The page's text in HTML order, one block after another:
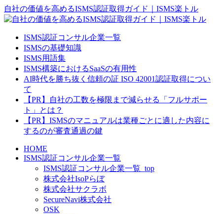
自社の価値を高めるISMS認証取得ガイド｜ISMS楽トル
ISMS認証コンサル企業一覧
ISMSの基礎知識
ISMS用語集
ISMS構築におけるSaaSの有用性
AI時代を勝ち抜く信頼の証 ISO 42001認証取得につい
て
【PR】自社の工数を極限まで減らせる「フルサポー
ト」とは？
【PR】ISMSのマニュアルは業種ごとに適した内容に
するのが審査通過の鍵
HOME
ISMS認証コンサル企業一覧
ISMS認証コンサル企業一覧_top
株式会社IsoPらぼ
株式会社サクラボ
SecureNavi株式会社
OSK